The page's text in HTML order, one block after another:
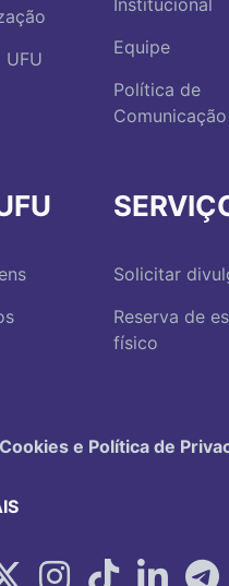
UFU
Equipe
Política de
Comunicação
Solicitar
Reserva de
físico
e Política de